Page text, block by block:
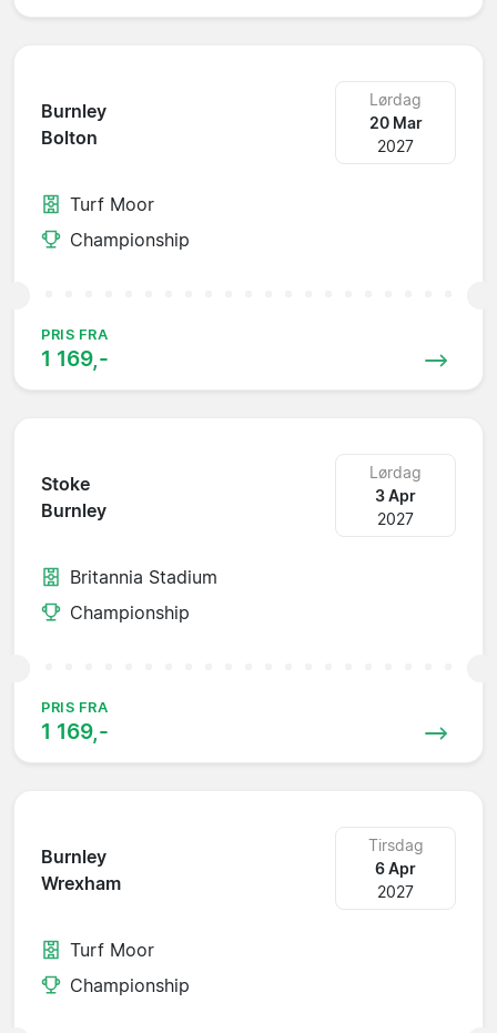
Burnley
Bolton
Lørdag
20 Mar
2027
Turf Moor
Championship
PRIS FRA
1 169,-
Stoke
Burnley
Lørdag
3 Apr
2027
Britannia Stadium
Championship
PRIS FRA
1 169,-
Burnley
Wrexham
Tirsdag
6 Apr
2027
Turf Moor
Championship